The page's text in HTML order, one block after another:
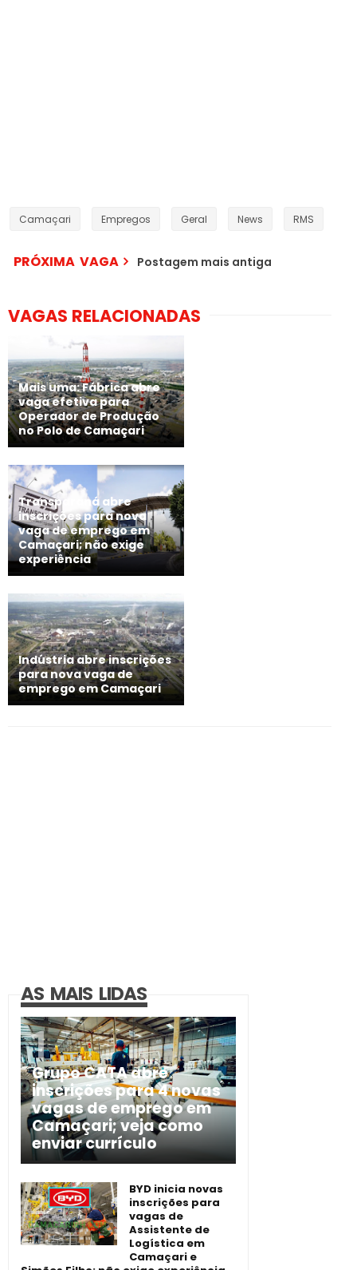
Camaçari Empregos Geral News RMS
PRÓXIMA VAGA Postagem mais antiga
VAGAS RELACIONADAS
Mais uma: Fábrica abre
vaga efetiva para
Operador de Produção
no Polo de Camaçari
Transparaná abre
inscrições para nova
vaga de emprego em
Camaçari; não exige
experiência
Indústria abre inscrições
para nova vaga de
emprego em Camaçari
AS MAIS LIDAS
Grupo CATA abre
inscrições para 4 novas
vagas de emprego em
Camaçari; veja como
enviar currículo
BYD inicia novas
inscrições para
vagas de
Assistente de
Logística em
Camaçari e